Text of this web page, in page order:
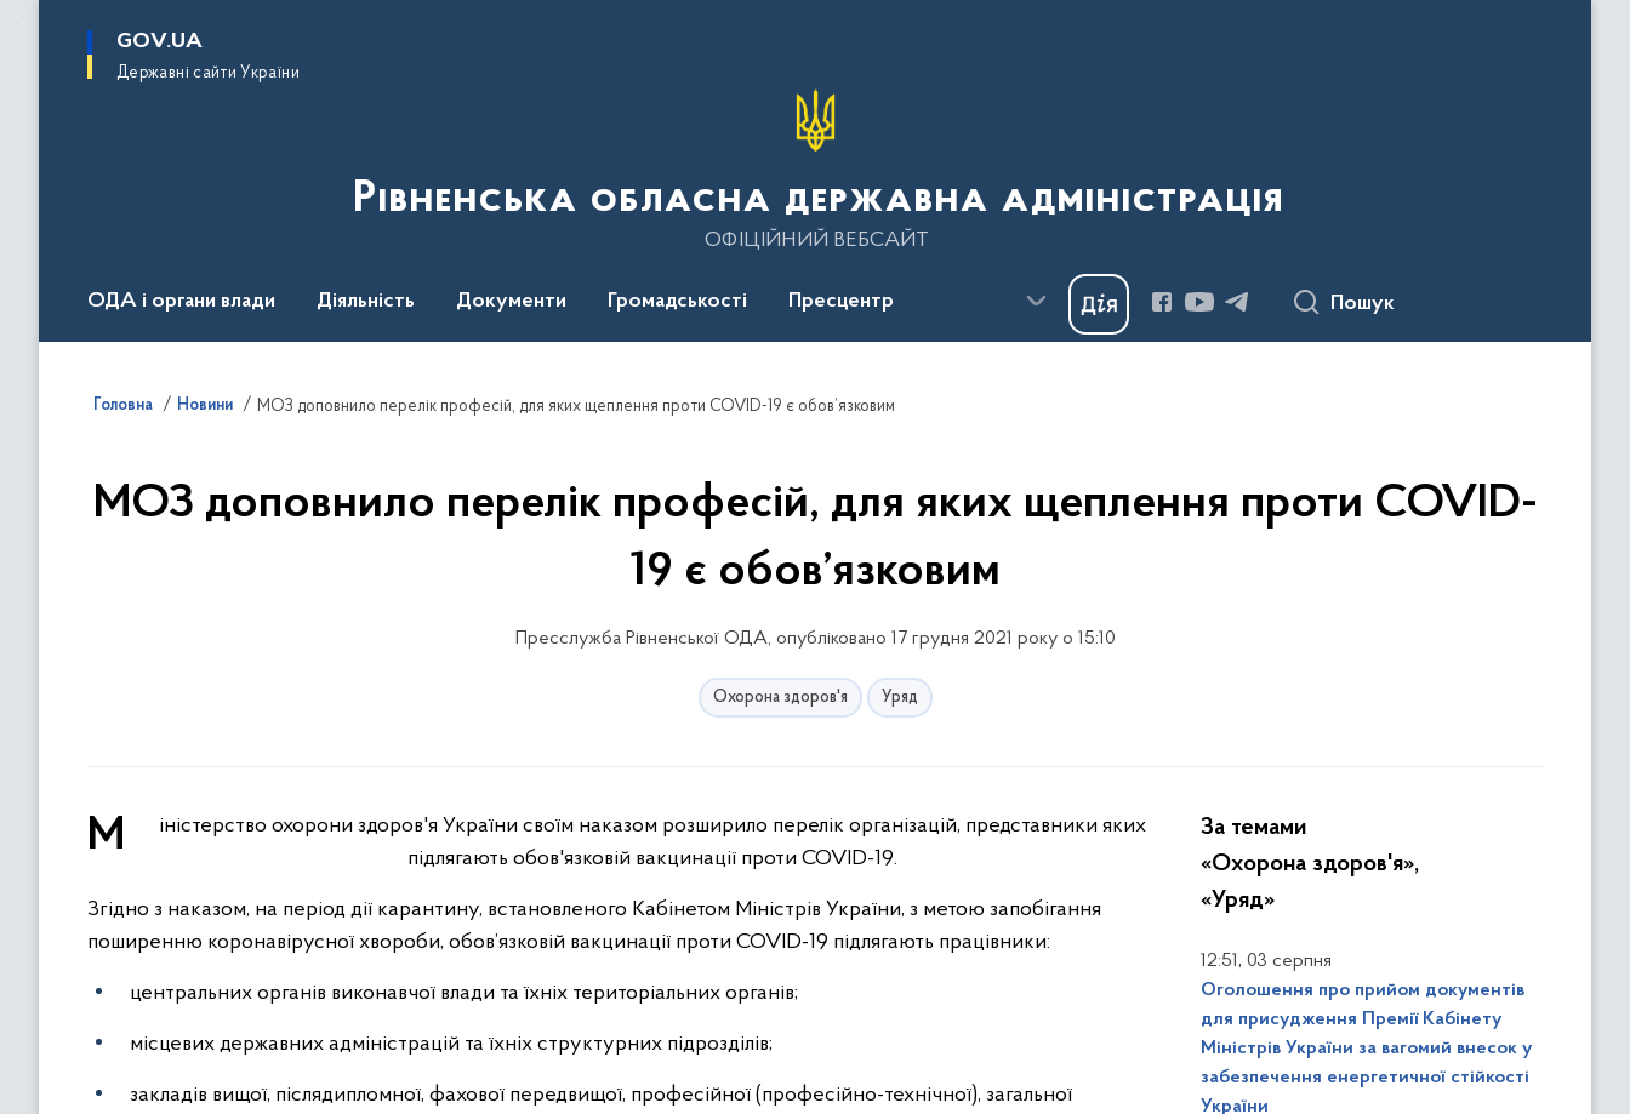
основного
GOV.UA
Державні сайти України
Рівненська обласна державна адміністрація
ОФІЦІЙНИЙ ВЕБСАЙТ
ОДА і органи влади Діяльність Документи Громадськості Пресцентр Пошук
Головна Новини МОЗ доповнило перелік професій, для яких щеплення проти COVID-19 є обов’язковим
МОЗ доповнило перелік професій, для яких щеплення проти COVID-
19 є обов’язковим
Пресслужба Рівненської ОДА, опубліковано 17 грудня 2021 року о 15:10
Охорона здоров'я Уряд
Міністерство охорони здоров'я України своїм наказом розширило перелік організацій, представники яких підлягають обов'язковій вакцинації проти COVID-19.
Згідно з наказом, на період дії карантину, встановленого Кабінетом Міністрів України, з метою запобігання
поширенню коронавірусної хвороби, обов’язковій вакцинації проти COVID-19 підлягають працівники:
центральних органів виконавчої влади та їхніх територіальних органів;
місцевих державних адміністрацій та їхніх структурних підрозділів;
закладів вищої, післядипломної, фахової передвищої, професійної (професійно-технічної), загальної
За темами
«Охорона здоров'я»,
«Уряд»
12:51, 03 серпня
Оголошення про прийом документів
для присудження Премії Кабінету
Міністрів України за вагомий внесок у
забезпечення енергетичної стійкості
України